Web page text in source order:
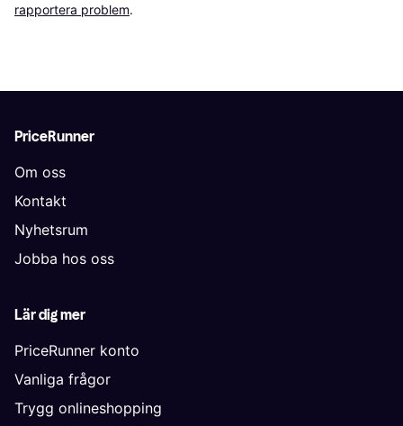
rapportera problem.
PriceRunner
Om oss
Kontakt
Nyhetsrum
Jobba hos oss
Lär dig mer
PriceRunner konto
Vanliga frågor
Trygg onlineshopping